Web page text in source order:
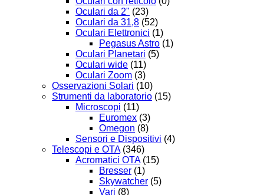
Oculari da 2" (23)
Oculari da 31,8 (52)
Oculari Elettronici (1)
Pegasus Astro (1)
Oculari Planetari (5)
Oculari wide (11)
Oculari Zoom (3)
Osservazioni Solari (10)
Strumenti da laboratorio (15)
Microscopi (11)
Euromex (3)
Omegon (8)
Sensori e Dispositivi (4)
Telescopi e OTA (346)
Acromatici OTA (15)
Bresser (1)
Skywatcher (5)
Vari (8)